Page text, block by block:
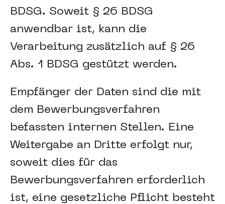
BDSG. Soweit § 26 BDSG
anwendbar ist, kann die
Verarbeitung zusätzlich auf § 26
Abs. 1 BDSG gestützt werden.
Empfänger der Daten sind die mit
dem Bewerbungsverfahren
befassten internen Stellen. Eine
Weitergabe an Dritte erfolgt nur,
soweit dies für das
Bewerbungsverfahren erforderlich
ist, eine gesetzliche Pflicht besteht